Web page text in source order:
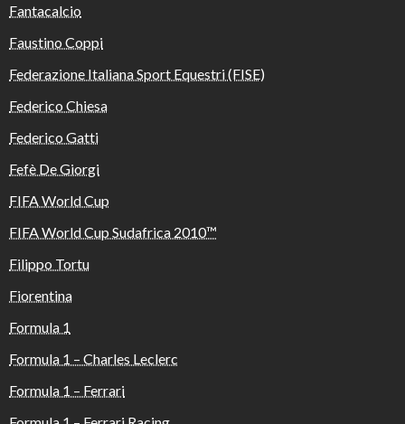
Fantacalcio
Faustino Coppi
Federazione Italiana Sport Equestri (FISE)
Federico Chiesa
Federico Gatti
Fefè De Giorgi
FIFA World Cup
FIFA World Cup Sudafrica 2010™️
Filippo Tortu
Fiorentina
Formula 1
Formula 1 – Charles Leclerc
Formula 1 – Ferrari